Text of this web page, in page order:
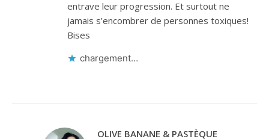
entrave leur progression. Et surtout ne
jamais s’encombrer de personnes toxiques!
Bises
chargement…
OLIVE BANANE & PASTÈQUE